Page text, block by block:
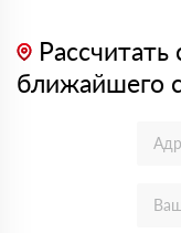
ближайшего